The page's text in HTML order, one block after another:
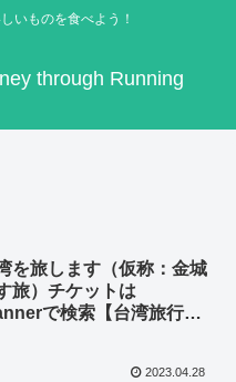
いものを食べよう！
through Running
を旅します（仮称：金城
旅）チケットは
で検索【台湾旅行
2023.04.28